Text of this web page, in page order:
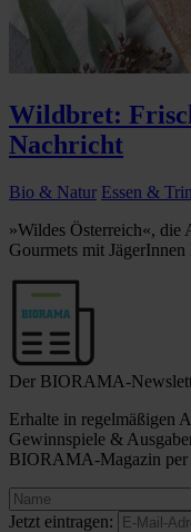
Wildbret:
Nachricht
Bio & Natur Essen &
»Wildes Österreich«, die
Gourmets mit
Der BIORAMA-
Erhalte in regelmäßigen
Gewinnspiele &
BIORAMA-Magazin
Jetzt eintragen: